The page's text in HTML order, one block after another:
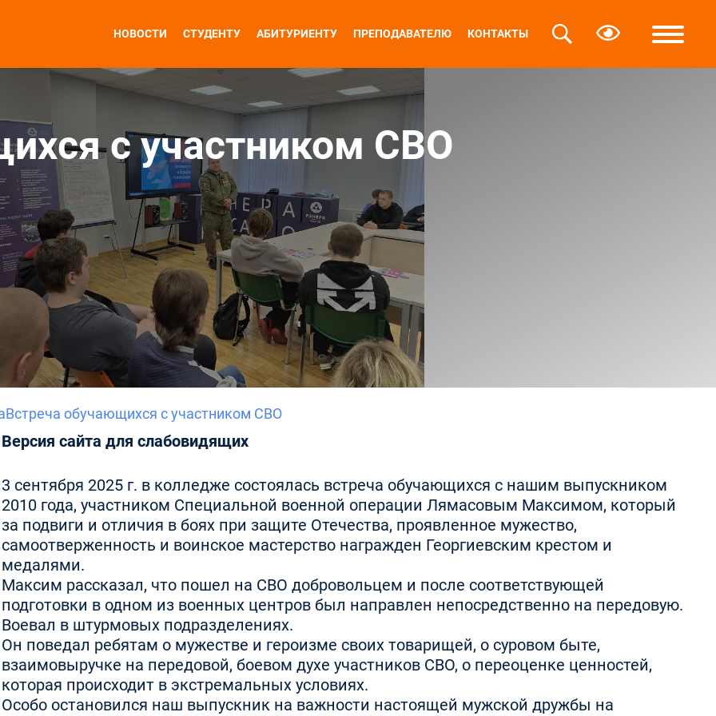
НОВОСТИ СТУДЕНТУ АБИТУРИЕНТУ ПРЕПОДАВАТЕЛЮ КОНТАКТЫ
с участником СВО
Встреча обучающихся с участником СВО
Версия сайта для слабовидящих
3 сентября 2025 г. в колледже состоялась встреча обучающихся с нашим выпускником
2010 года, участником Специальной военной операции Лямасовым Максимом, который
за подвиги и отличия в боях при защите Отечества, проявленное мужество,
самоотверженность и воинское мастерство награжден Георгиевским крестом и
медалями.
Максим рассказал, что пошел на СВО добровольцем и после соответствующей
подготовки в одном из военных центров был направлен непосредственно на передовую.
Воевал в штурмовых подразделениях.
Он поведал ребятам о мужестве и героизме своих товарищей, о суровом быте,
взаимовыручке на передовой, боевом духе участников СВО, о переоценке ценностей,
которая происходит в экстремальных условиях.
Особо остановился наш выпускник на важности настоящей мужской дружбы на